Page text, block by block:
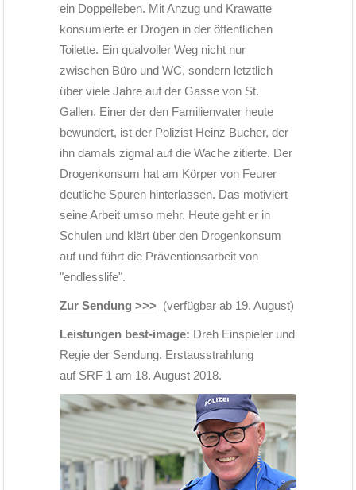
ein Doppelleben. Mit Anzug und Krawatte
konsumierte er Drogen in der öffentlichen
Toilette. Ein qualvoller Weg nicht nur
zwischen Büro und WC, sondern letztlich
über viele Jahre auf der Gasse von St.
Gallen. Einer der den Familienvater heute
bewundert, ist der Polizist Heinz Bucher, der
ihn damals zigmal auf die Wache zitierte. Der
Drogenkonsum hat am Körper von Feurer
deutliche Spuren hinterlassen. Das motiviert
seine Arbeit umso mehr. Heute geht er in
Schulen und klärt über den Drogenkonsum
auf und führt die Präventionsarbeit von
"endlesslife".
Zur Sendung >>> (verfügbar ab 19. August)
Leistungen best-image: Dreh Einspieler und
Regie der Sendung. Erstausstrahlung
auf SRF 1 am 18. August 2018.